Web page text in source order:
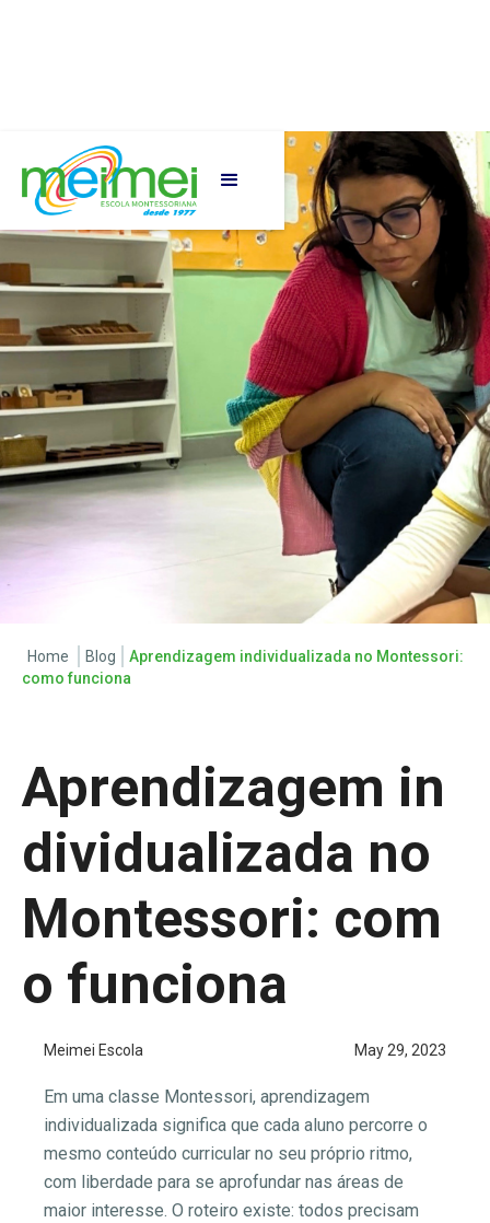
Home Blog
Aprendizagem individualizada no Montessori:
como funciona
Aprendizagem in
dividualizada no
Montessori: com
o funciona
Meimei Escola May 29, 2023
Em uma classe Montessori, aprendizagem
individualizada significa que cada aluno percorre o
mesmo conteúdo curricular no seu próprio ritmo,
com liberdade para se aprofundar nas áreas de
maior interesse. O roteiro existe: todos precisam